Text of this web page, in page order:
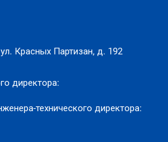
Красных Партизан, д. 192
директора:
технического директора: